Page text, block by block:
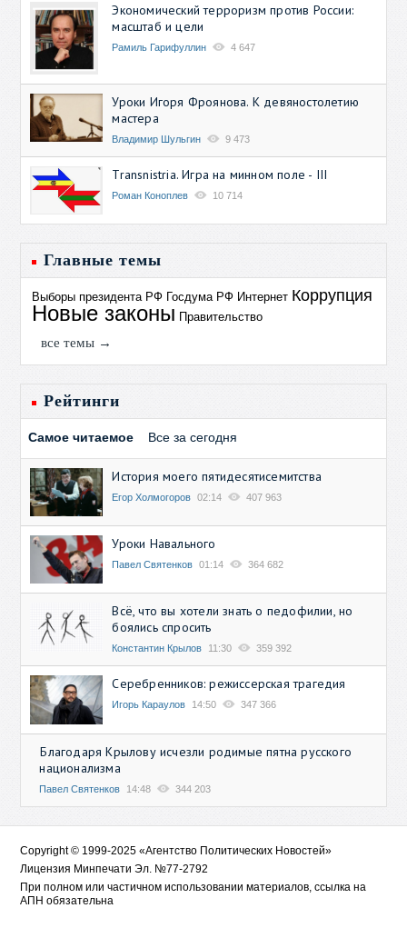
Экономический терроризм против России:
масштаб и цели
Рамиль Гарифуллин 4 647
Уроки Игоря Фроянова. К девяностолетию
мастера
Владимир Шульгин 9 473
Transnistria. Игра на минном поле - III
Роман Коноплев 10 714
Главные темы
Выборы президента РФ Госдума РФ Интернет Коррупция
Новые законы Правительство
все темы →
Рейтинги
Самое читаемое Все за сегодня
История моего пятидесятисемитства
Егор Холмогоров 02:14 407 963
Уроки Навального
Павел Святенков 01:14 364 682
Всё, что вы хотели знать о педофилии, но
боялись спросить
Константин Крылов 11:30 359 392
Серебренников: режиссерская трагедия
Игорь Караулов 14:50 347 366
Благодаря Крылову исчезли родимые пятна русского
национализма
Павел Святенков 14:48 344 203
Copyright © 1999-2025 «Агентство Политических Новостей»
Лицензия Минпечати Эл. №77-2792
При полном или частичном использовании материалов, ссылка на
АПН обязательна